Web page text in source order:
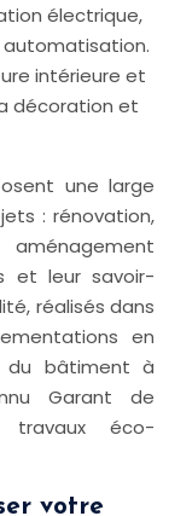
électrique,
intérieure et
décoration et
une large
: rénovation,
et leur savoir-
réalisés dans
en
du bâtiment à
Garant de
travaux éco-
votre